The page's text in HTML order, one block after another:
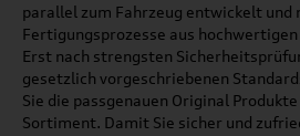
parallel zum Fahrzeug entwickelt
Fertigungsprozesse aus
Erst nach strengsten
gesetzlich vorgeschriebenen
Sie die passgenauen Original
Sortiment. Damit Sie sicher und